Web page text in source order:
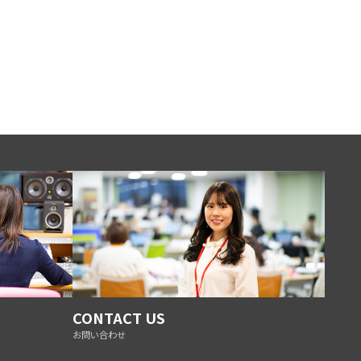
CONTACT US
お問い合わせ